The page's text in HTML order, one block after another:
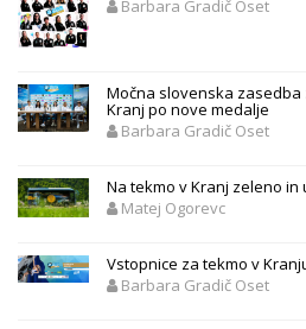
Barbara Gradič Oset
Močna slovenska zasedba
Kranj po nove medalje
Barbara Gradič Oset
Na tekmo v Kranj zeleno
Matej Ogorevc
Vstopnice za tekmo v
Barbara Gradič Oset